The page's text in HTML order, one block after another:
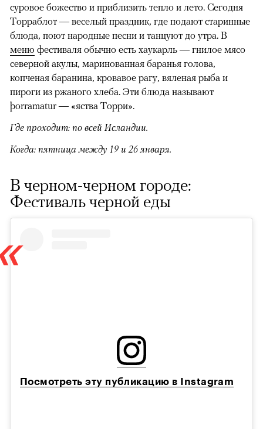
суровое божество и приблизить тепло и лето. Сегодня
Торраблот — веселый праздник, где подают старинные
блюда, поют народные песни и танцуют до утра. В
меню фестиваля обычно есть хаукарль — гнилое мясо
северной акулы, маринованная баранья голова,
копченая баранина, кровавое рагу, вяленая рыба и
пироги из ржаного хлеба. Эти блюда называют
þorramatur — «яства Торри».
Где проходит: по всей Исландии.
Когда: пятница между 19 и 26 января.
В черном-черном городе:
Фестиваль черной еды
Посмотреть эту публикацию в Instagram